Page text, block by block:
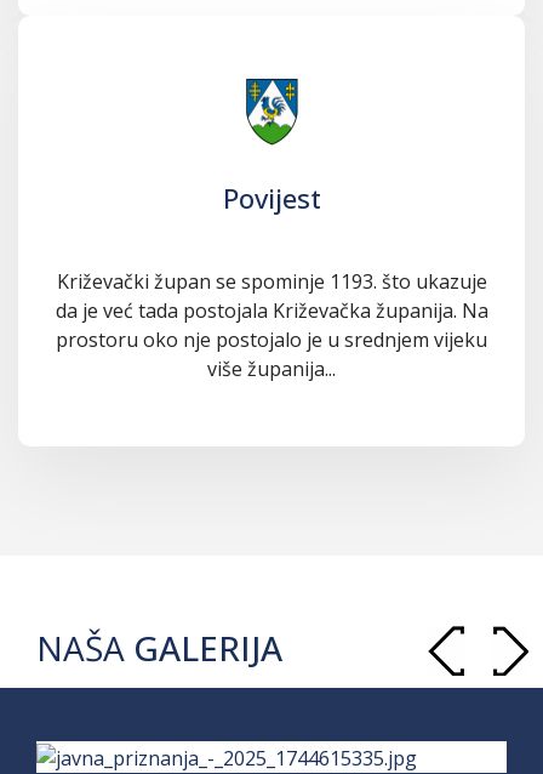
Povijest
Križevački župan se spominje 1193. što ukazuje
da je već tada postojala Križevačka županija. Na
prostoru oko nje postojalo je u srednjem vijeku
više županija...
NAŠA GALERIJA